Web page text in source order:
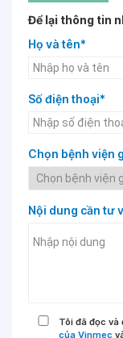
Để lại thông tin
Họ và tên*
Số điện thoại*
Chọn bệnh viện
Nội dung cần tư
Tôi đã đọc và
của Vinmec